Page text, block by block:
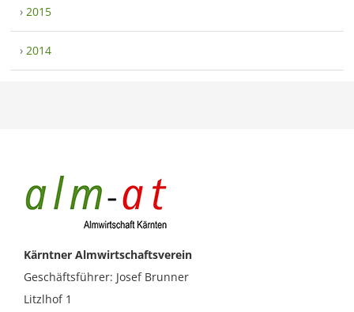
›2015
›2014
Kärntner Almwirtschaftsverein
Geschäftsführer: Josef Brunner
Litzlhof 1